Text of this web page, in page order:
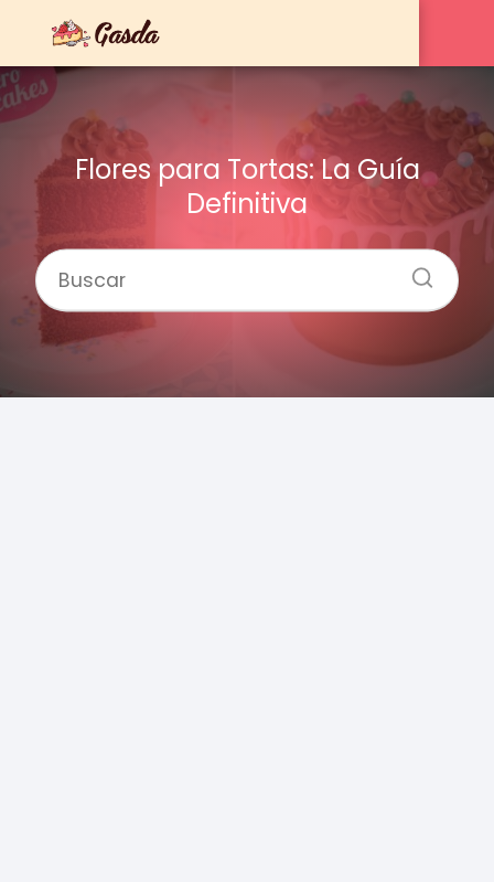
Flores para Tortas: La Guía
Definitiva